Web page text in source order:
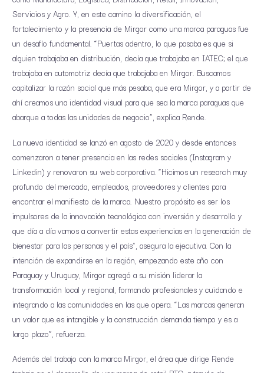
Servicios y Agro. Y, en este camino la diversificación, el
fortalecimiento y la presencia de Mirgor como una marca paraguas fue
un desafío fundamental. “Puertas adentro, lo que pasaba es que si
alguien trabajaba en distribución, decía que trabajaba en IATEC; el que
trabajaba en automotriz decía que trabajaba en Mirgor. Buscamos
capitalizar la razón social que más pesaba, que era Mirgor, y a partir de
ahí creamos una identidad visual para que sea la marca paraguas que
abarque a todas las unidades de negocio”, explica Rende.
La nueva identidad se lanzó en agosto de 2020 y desde entonces
comenzaron a tener presencia en las redes sociales (Instagram y
Linkedin) y renovaron su web corporativa. “Hicimos un research muy
profundo del mercado, empleados, proveedores y clientes para
encontrar el manifiesto de la marca. Nuestro propósito es ser los
impulsores de la innovación tecnológica con inversión y desarrollo y
que día a día vamos a convertir estas experiencias en la generación de
bienestar para las personas y el país”, asegura la ejecutiva. Con la
intención de expandirse en la región, empezando este año con
Paraguay y Uruguay, Mirgor agregó a su misión liderar la
transformación local y regional, formando profesionales y cuidando e
integrando a las comunidades en las que opera. “Las marcas generan
un valor que es intangible y la construcción demanda tiempo y es a
largo plazo”, refuerza.
Además del trabajo con la marca Mirgor, el área que dirige Rende